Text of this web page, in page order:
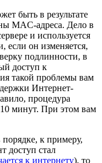
быть в результате
MAC-адреса. Дело в
и используется
если он изменяется,
подлинности, в
доступ к
такой проблемы вам
Интернет-
процедура
минут. При этом вам
к примеру,
доступ стал
к интернету), то